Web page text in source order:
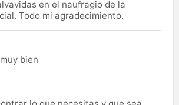
en el naufragio de la
Todo mi agradecimiento.
bien